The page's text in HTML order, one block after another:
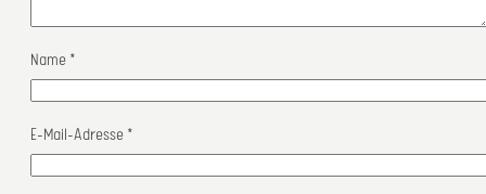
Name *
E-Mail-Adresse *